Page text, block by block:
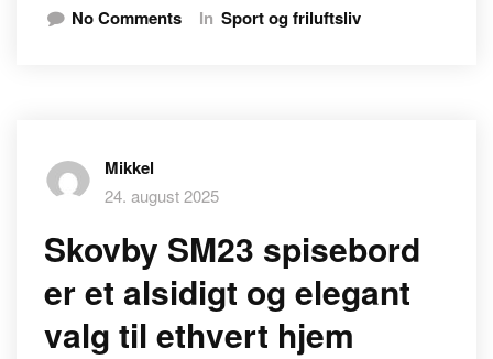
No Comments In Sport og friluftsliv
Mikkel
24. august 2025
Skovby SM23 spisebord
er et alsidigt og elegant
valg til ethvert hjem